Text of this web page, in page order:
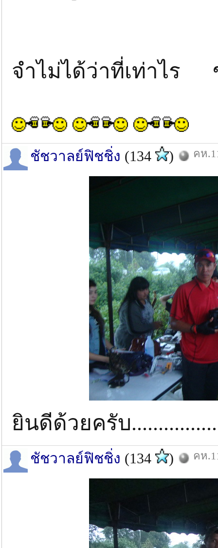
จำไม่ได้ว่าที่เท่าไร
ชัชวาลย์ฟิชชิ่ง (134 ) คห
ยินดีด้วยครับ
ชัชวาลย์ฟิชชิ่ง (134 ) คห